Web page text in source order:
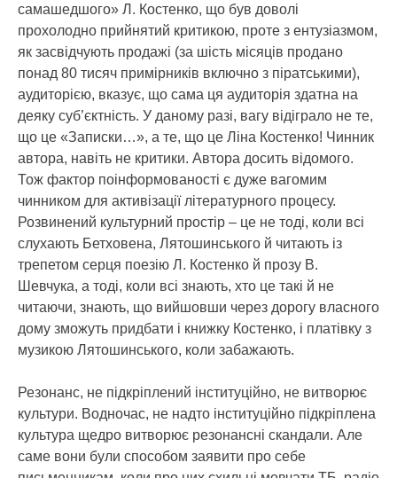
самашедшого» Л. Костенко, що був доволі
прохолодно прийнятий критикою, проте з ентузіазмом,
як засвідчують продажі (за шість місяців продано
понад 80 тисяч примірників включно з піратськими),
аудиторією, вказує, що сама ця аудиторія здатна на
деяку суб’єктність. У даному разі, вагу відіграло не те,
що це «Записки…», а те, що це Ліна Костенко! Чинник
автора, навіть не критики. Автора досить відомого.
Тож фактор поінформованості є дуже вагомим
чинником для активізації літературного процесу.
Розвинений культурний простір – це не тоді, коли всі
слухають Бетховена, Лятошинського й читають із
трепетом серця поезію Л. Костенко й прозу В.
Шевчука, а тоді, коли всі знають, хто це такі й не
читаючи, знають, що вийшовши через дорогу власного
дому зможуть придбати і книжку Костенко, і платівку з
музикою Лятошинського, коли забажають.
Резонанс, не підкріплений інституційно, не витворює
культури. Водночас, не надто інституційно підкріплена
культура щедро витворює резонансні скандали. Але
саме вони були способом заявити про себе